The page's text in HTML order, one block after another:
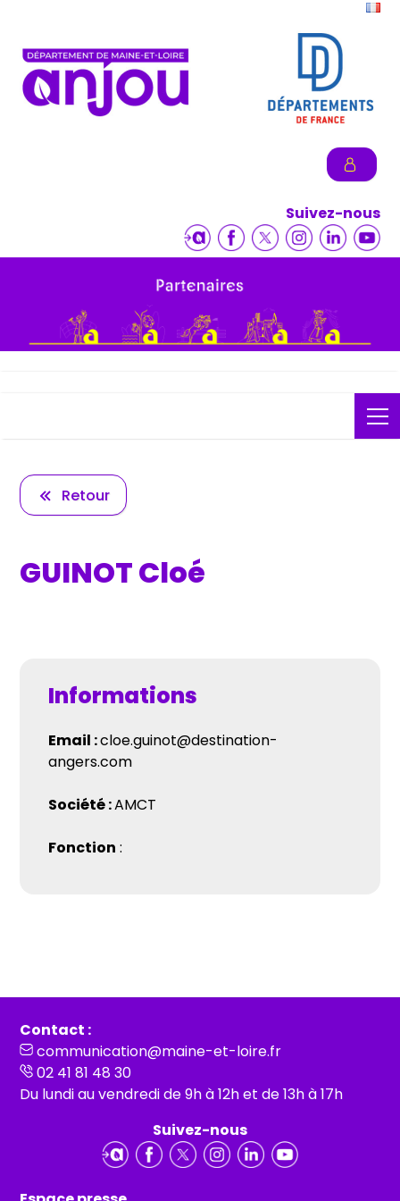
Suivez-nous
Retour
GUINOT Cloé
Informations
Email :cloe.guinot@destination-
angers.com
Société :AMCT
Fonction :
Contact :
communication@maine-et-loire.fr
02 41 81 48 30
Du lundi au vendredi de 9h à 12h et de 13h à 17h
Suivez-nous